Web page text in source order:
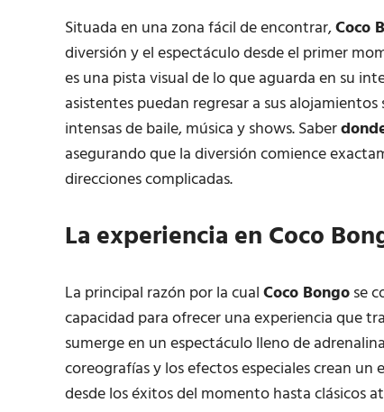
Situada en una zona fácil de encontrar,Coco
diversión y el espectáculo desde el primer
es una pista visual de lo que aguarda en su
asistentes puedan regresar a sus
intensas de baile, música y shows. Saber
asegurando que la diversión comience
direcciones complicadas.
La experiencia en Coco
La principal razón por la cualCoco Bongose
capacidad para ofrecer una experiencia que
sumerge en un espectáculo lleno de
coreografías y los efectos especiales crean
desde los éxitos del momento hasta clásicos